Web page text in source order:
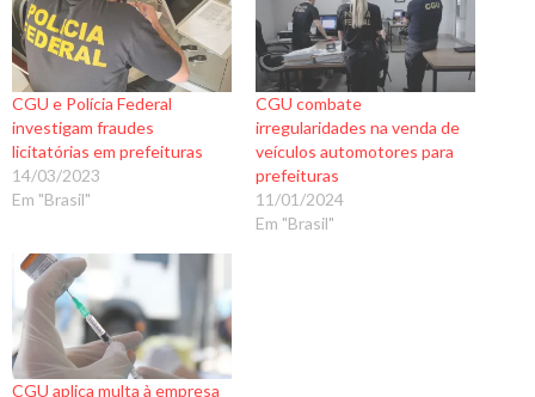
CGU e Polícia Federal
investigam fraudes
licitatórias em prefeituras
14/03/2023
Em "Brasil"
CGU combate
irregularidades na venda de
veículos automotores para
prefeituras
11/01/2024
Em "Brasil"
CGU aplica multa à empresa